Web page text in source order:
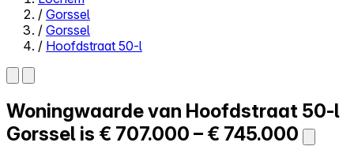
Close menu
Zelf kopen
Alles-in-één
Reviews
/ Gorssel
/ Gorssel
/ Hoofdstraat 50-l
Woningwaarde van Hoofdstraat 50-l
Gorssel is € 707.000 – € 745.000